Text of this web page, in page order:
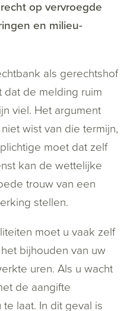
op vervroegde
en milieu-
als gerechtshof
dat de melding ruim
viel. Het argument
wist van die termijn,
moet dat zelf
kan de wettelijke
trouw van een
stellen.
moet u vaak zelf
bijhouden van uw
uren. Als u wacht
de aangifte
laat. In dit geval is